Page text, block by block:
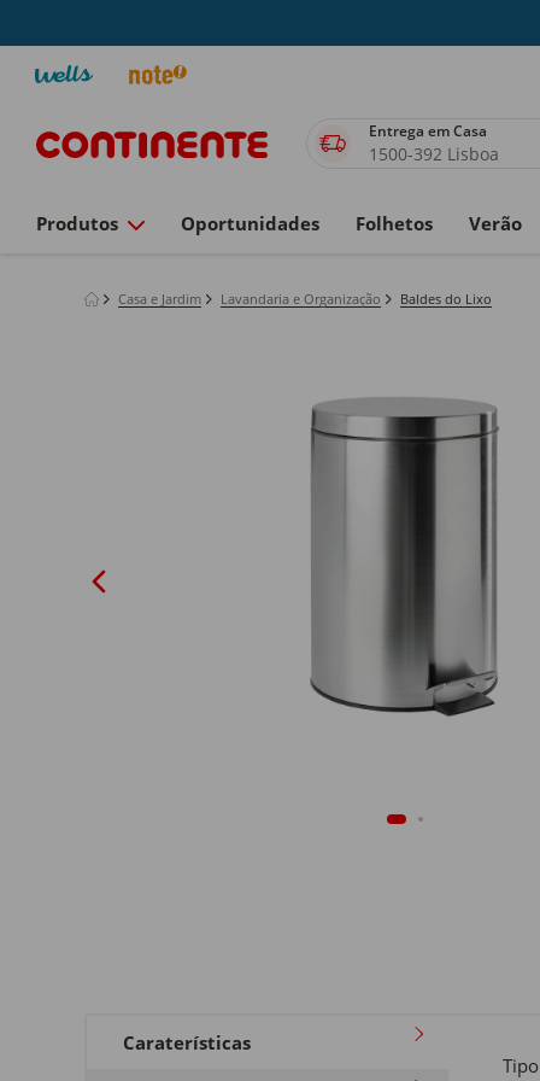
Entrega em Casa
1500-392 Lisboa
Produtos Oportunidades Folhetos Verão
Casa e Jardim Lavandaria e Organização Baldes do Lixo
Caraterísticas